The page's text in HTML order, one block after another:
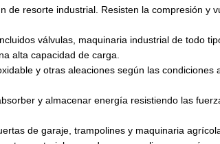
de resorte industrial. Resisten la compresión y
válvulas, maquinaria industrial de todo
alta capacidad de carga.
y otras aleaciones según las condiciones
y almacenar energía resistiendo las
de garaje, trampolines y maquinaria